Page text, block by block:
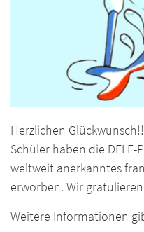
Herzlichen
Schüler haben die
weltweit anerkanntes
erworben. Wir
Weitere Informationen